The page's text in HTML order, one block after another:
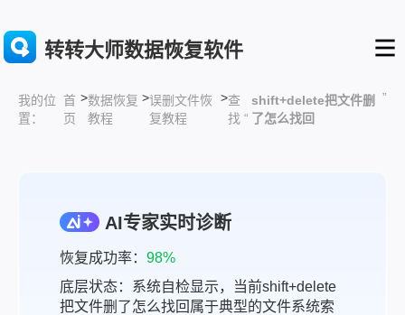
转转大师数据恢复软件
我的位
置：
首
页
>数据恢复
教程
>误删文件恢
复教程
>查
找 “
shift+delete把文件删
了怎么找回
”
AI专家实时诊断
恢复成功率： 98%
底层状态：系统自检显示，当前shift+delete
把文件删了怎么找回属于典型的文件系统索